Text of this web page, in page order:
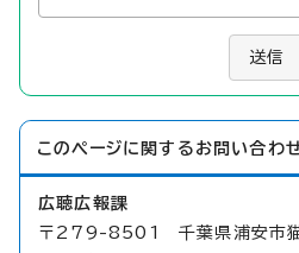
送信
このページに関する お問い合わ
広聴広報課
〒279-8501 千葉県浦安市猫